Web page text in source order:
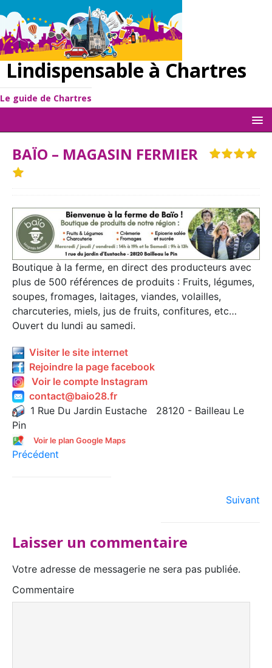
Lindispensable à Chartres
Le guide de Chartres
BAÏO – MAGASIN FERMIER
Boutique à la ferme, en direct des producteurs avec
plus de 500 références de produits : Fruits, légumes,
soupes, fromages, laitages, viandes, volailles,
charcuteries, miels, jus de fruits, confitures, etc…
Ouvert du lundi au samedi.
Visiter le site internet
Rejoindre la page facebook
Voir le compte Instagram
contact@baio28.fr
1 Rue Du Jardin Eustache 28120 - Bailleau Le
Pin
Voir le plan Google Maps
Précédent
Suivant
Laisser un commentaire
Votre adresse de messagerie ne sera pas publiée.
Commentaire